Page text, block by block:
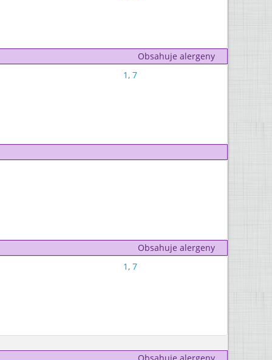
Obsahuje alergeny
1, 7
Obsahuje alergeny
1, 7